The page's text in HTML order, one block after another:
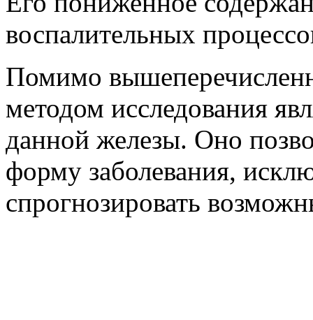
воспалительных
Помимо
методом исследования
данной железы. Оно
форму заболевания,
спрогнозировать